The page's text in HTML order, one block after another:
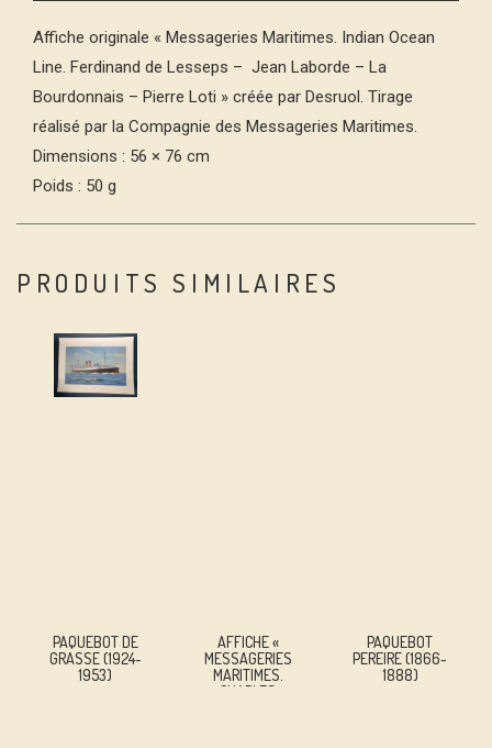
Affiche originale « Messageries Maritimes. Indian Ocean
Line. Ferdinand de Lesseps – Jean Laborde – La
Bourdonnais – Pierre Loti » créée par Desruol. Tirage
réalisé par la Compagnie des Messageries Maritimes.
Dimensions : 56 × 76 cm
Poids : 50 g
PRODUITS SIMILAIRES
PAQUEBOT DE
GRASSE (1924-
1953)
AFFICHE «
MESSAGERIES
MARITIMES.
CHARLES
PAQUEBOT
PEREIRE (1866-
1888)